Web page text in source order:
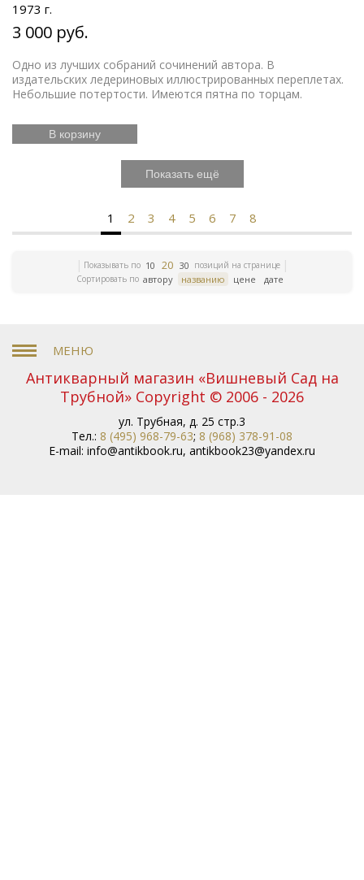
1973 г.
3 000 руб.
Одно из лучших собраний сочинений автора. В
издательских ледериновых иллюстрированных переплетах.
Небольшие потертости. Имеются пятна по торцам.
В корзину
Показать ещё
1 2 3 4 5 6 7 8
Показывать по 10 20 30 позиций на странице
Сортировать по автору названию цене дате
Антикварный магазин «Вишневый Сад на
Трубной» Copyright © 2006 - 2026
ул. Трубная, д. 25 стр.3
Тел.: 8 (495) 968-79-63; 8 (968) 378-91-08
E-mail: info@antikbook.ru, antikbook23@yandex.ru